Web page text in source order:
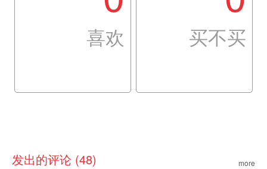
喜欢 买不买
发出的评论 (48) more